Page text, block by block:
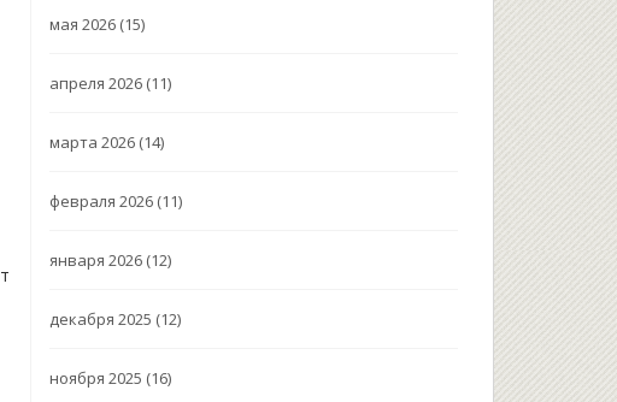
мая 2026 (15)
апреля 2026 (11)
марта 2026 (14)
февраля 2026 (11)
января 2026 (12)
декабря 2025 (12)
ноября 2025 (16)